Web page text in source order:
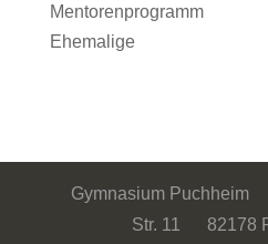
Mentorenprogramm
Ehemalige
Gymnasium Puchheim
Str. 11 82178